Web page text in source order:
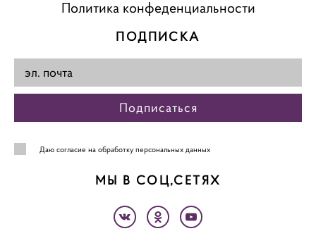
Политика конфеденциальности
ПОДПИСКА
Подписаться
Даю согласие на обработку персональных данных
МЫ В СОЦ,СЕТЯХ